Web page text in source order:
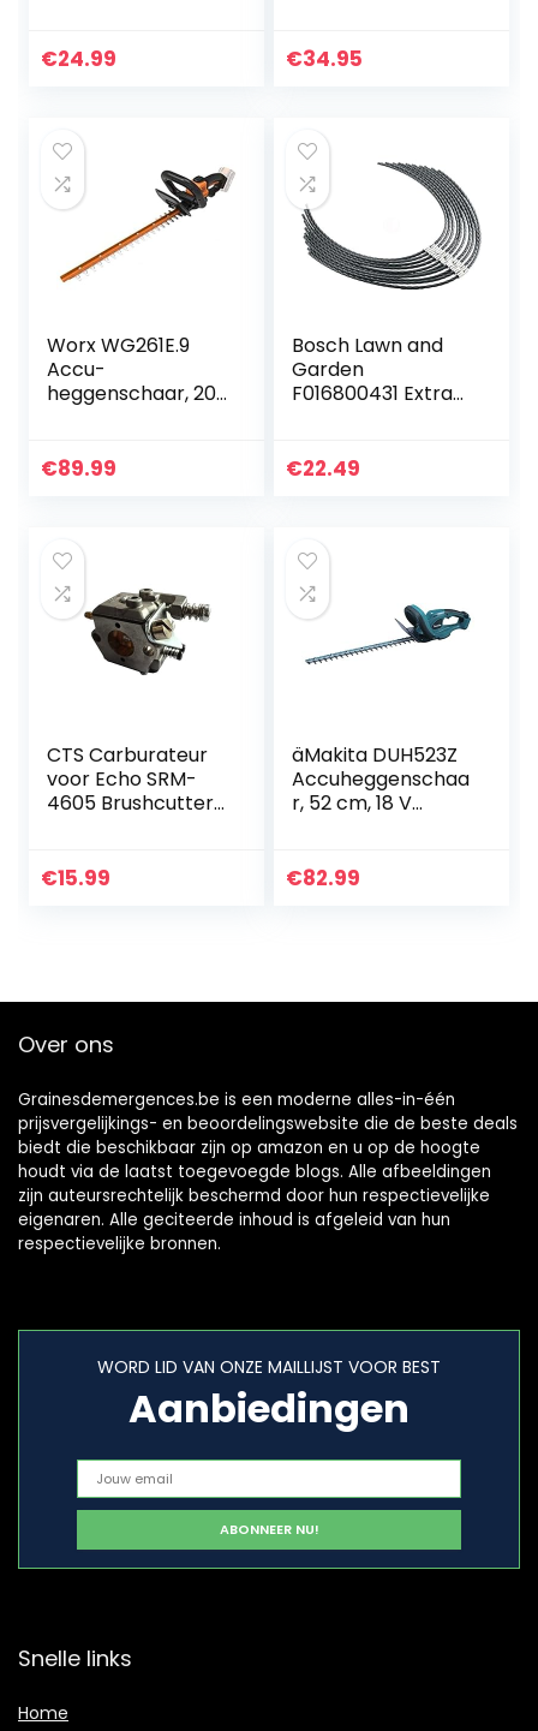
batterijen met
€24.99
dubbele lijnspoel,
€34.95
Worx WG261E.9
Accu-
heggenschaar, 20
struikschaar met
€89.99
Bosch Lawn and
Garden
F016800431 Extra
Grastrimmer
€22.49
CTS Carburateur
voor Echo SRM-
4605 Brushcutter
€15.99
äMakita DUH523Z
Accuheggenschaa
r, 52 cm, 18 V
€82.99
Over ons
Grainesdemergences.be is een moderne alles-in-één
prijsvergelijkings- en beoordelingswebsite die de beste deals
biedt die beschikbaar zijn op amazon en u op de hoogte
houdt via de laatst toegevoegde blogs. Alle afbeeldingen
zijn auteursrechtelijk beschermd door hun respectievelijke
eigenaren. Alle geciteerde inhoud is afgeleid van hun
respectievelijke bronnen.
WORD LID VAN ONZE MAILLIJST VOOR BEST
Aanbiedingen
Snelle links
Home